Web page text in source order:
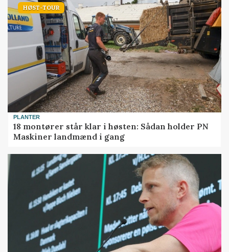
HØST-TOUR
PLANTER
18 montører står klar i høsten: Sådan holder PN
Maskiner landmænd i gang